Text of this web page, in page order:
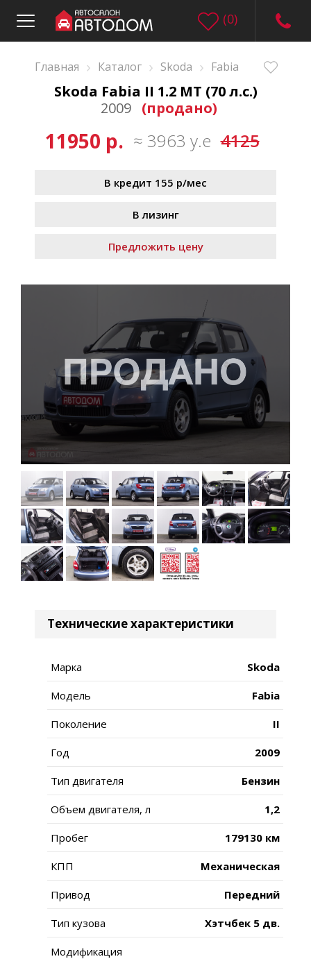
(0)
Главная › Каталог › Skoda › Fabia
Skoda Fabia II 1.2 MT (70 л.с.)
2009 (продано)
11950 р. ≈ 3963 у.е 4125
В кредит 155 р/мес
В лизинг
Предложить цену
Технические характеристики
Марка Skoda
Модель Fabia
Поколение II
Год 2009
Тип двигателя Бензин
Объем двигателя, л 1,2
Пробег 179130 км
КПП Механическая
Привод Передний
Тип кузова Хэтчбек 5 дв.
Модификация